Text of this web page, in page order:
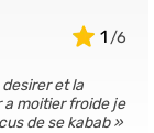
1
et la
moitier froide je
de se kabab